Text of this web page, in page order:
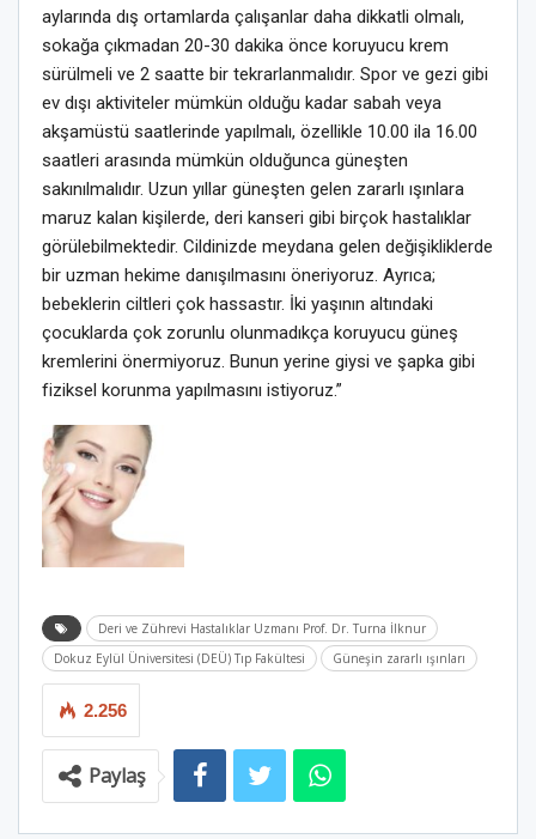
aylarında dış ortamlarda çalışanlar daha dikkatli olmalı,
sokağa çıkmadan 20-30 dakika önce koruyucu krem
sürülmeli ve 2 saatte bir tekrarlanmalıdır. Spor ve gezi gibi
ev dışı aktiviteler mümkün olduğu kadar sabah veya
akşamüstü saatlerinde yapılmalı, özellikle 10.00 ila 16.00
saatleri arasında mümkün olduğunca güneşten
sakınılmalıdır. Uzun yıllar güneşten gelen zararlı ışınlara
maruz kalan kişilerde, deri kanseri gibi birçok hastalıklar
görülebilmektedir. Cildinizde meydana gelen değişikliklerde
bir uzman hekime danışılmasını öneriyoruz. Ayrıca;
bebeklerin ciltleri çok hassastır. İki yaşının altındaki
çocuklarda çok zorunlu olunmadıkça koruyucu güneş
kremlerini önermiyoruz. Bunun yerine giysi ve şapka gibi
fiziksel korunma yapılmasını istiyoruz.”
Deri ve Zührevi Hastalıklar Uzmanı Prof. Dr. Turna İlknur
Dokuz Eylül Üniversitesi (DEÜ) Tıp Fakültesi
Güneşin zararlı ışınları
2.256
Paylaş